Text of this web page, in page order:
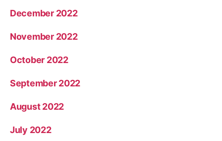
December 2022
November 2022
October 2022
September 2022
August 2022
July 2022